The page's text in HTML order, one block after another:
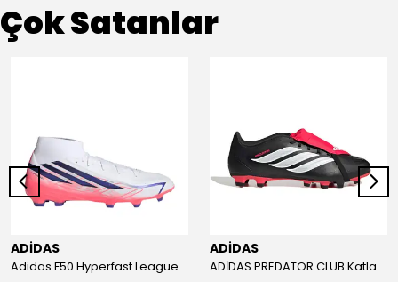
Çok Satanlar
ADİDAS
Adidas F50 Hyperfast League Mid Erkek Krampon (IH7090)
ADİDAS
ADİDAS PREDATOR CLUB Katlanır Dilli Çim Saha/Çoklu Zemin Kramponu JR3330